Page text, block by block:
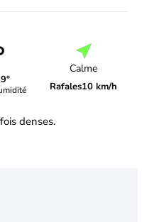
Calme
Rafales10 km/h
denses.